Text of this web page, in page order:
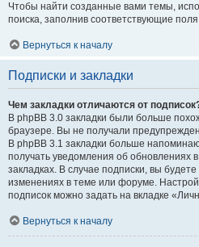
Чтобы найти созданные вами темы,
поиска, заполнив соответствующие
Вернуться к началу
Подписки и закладки
Чем закладки отличаются от
В phpBB 3.0 закладки были больше
браузере. Вы не получали
В phpBB 3.1 закладки больше
получать уведомления об обновлениях
закладках. В случае подписки, вы
изменениях в теме или форуме.
подписок можно задать на вкладке
Вернуться к началу